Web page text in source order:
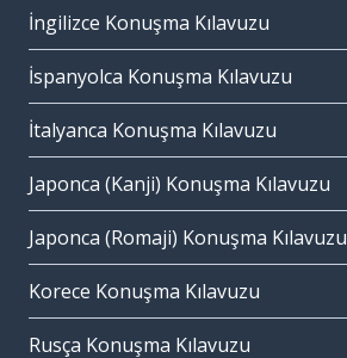
İngilizce Konuşma Kılavuzu
İspanyolca Konuşma Kılavuzu
İtalyanca Konuşma Kılavuzu
Japonca (Kanji) Konuşma Kılavuzu
Japonca (Romaji) Konuşma Kılavuzu
Korece Konuşma Kılavuzu
Rusça Konuşma Kılavuzu